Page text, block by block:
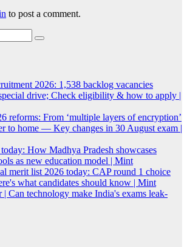
to post a comment.
2026: 1,538 backlog vacancies
drive; Check eligibility & how to apply |
reforms: From ‘multiple layers of encryption’
to home — Key changes in 30 August exam |
How Madhya Pradesh showcases
as new education model | Mint
merit list 2026 today: CAP round 1 choice
what candidates should know | Mint
Can technology make India's exams leak-